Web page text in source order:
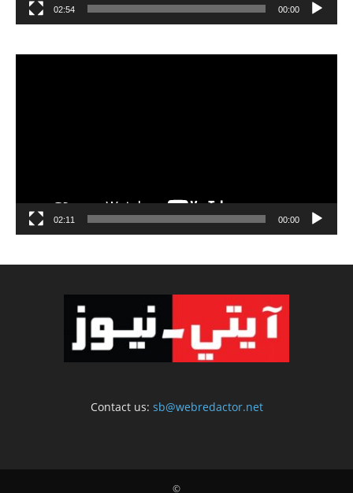
00:00
02:54
00:00
02:11
Contact us: sb@webredactor.net
©